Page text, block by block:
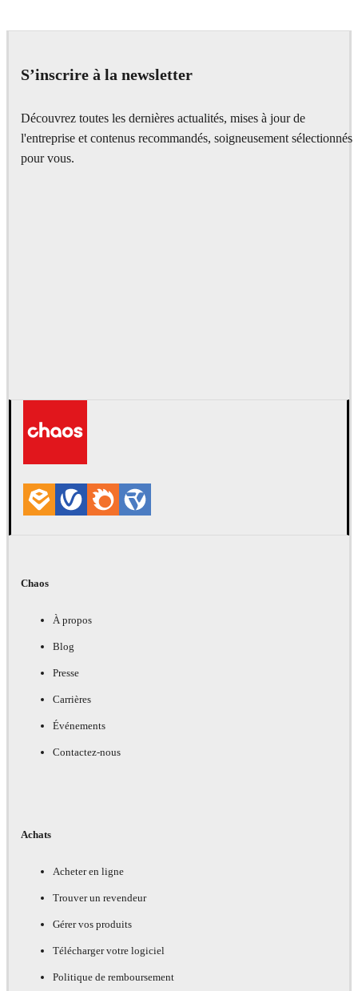
S’inscrire à la newsletter
Découvrez toutes les dernières actualités, mises à jour de
l'entreprise et contenus recommandés, soigneusement sélectionnés
pour vous.
Chaos
À propos
Blog
Presse
Carrières
Événements
Contactez-nous
Achats
Acheter en ligne
Trouver un revendeur
Gérer vos produits
Télécharger votre logiciel
Politique de remboursement